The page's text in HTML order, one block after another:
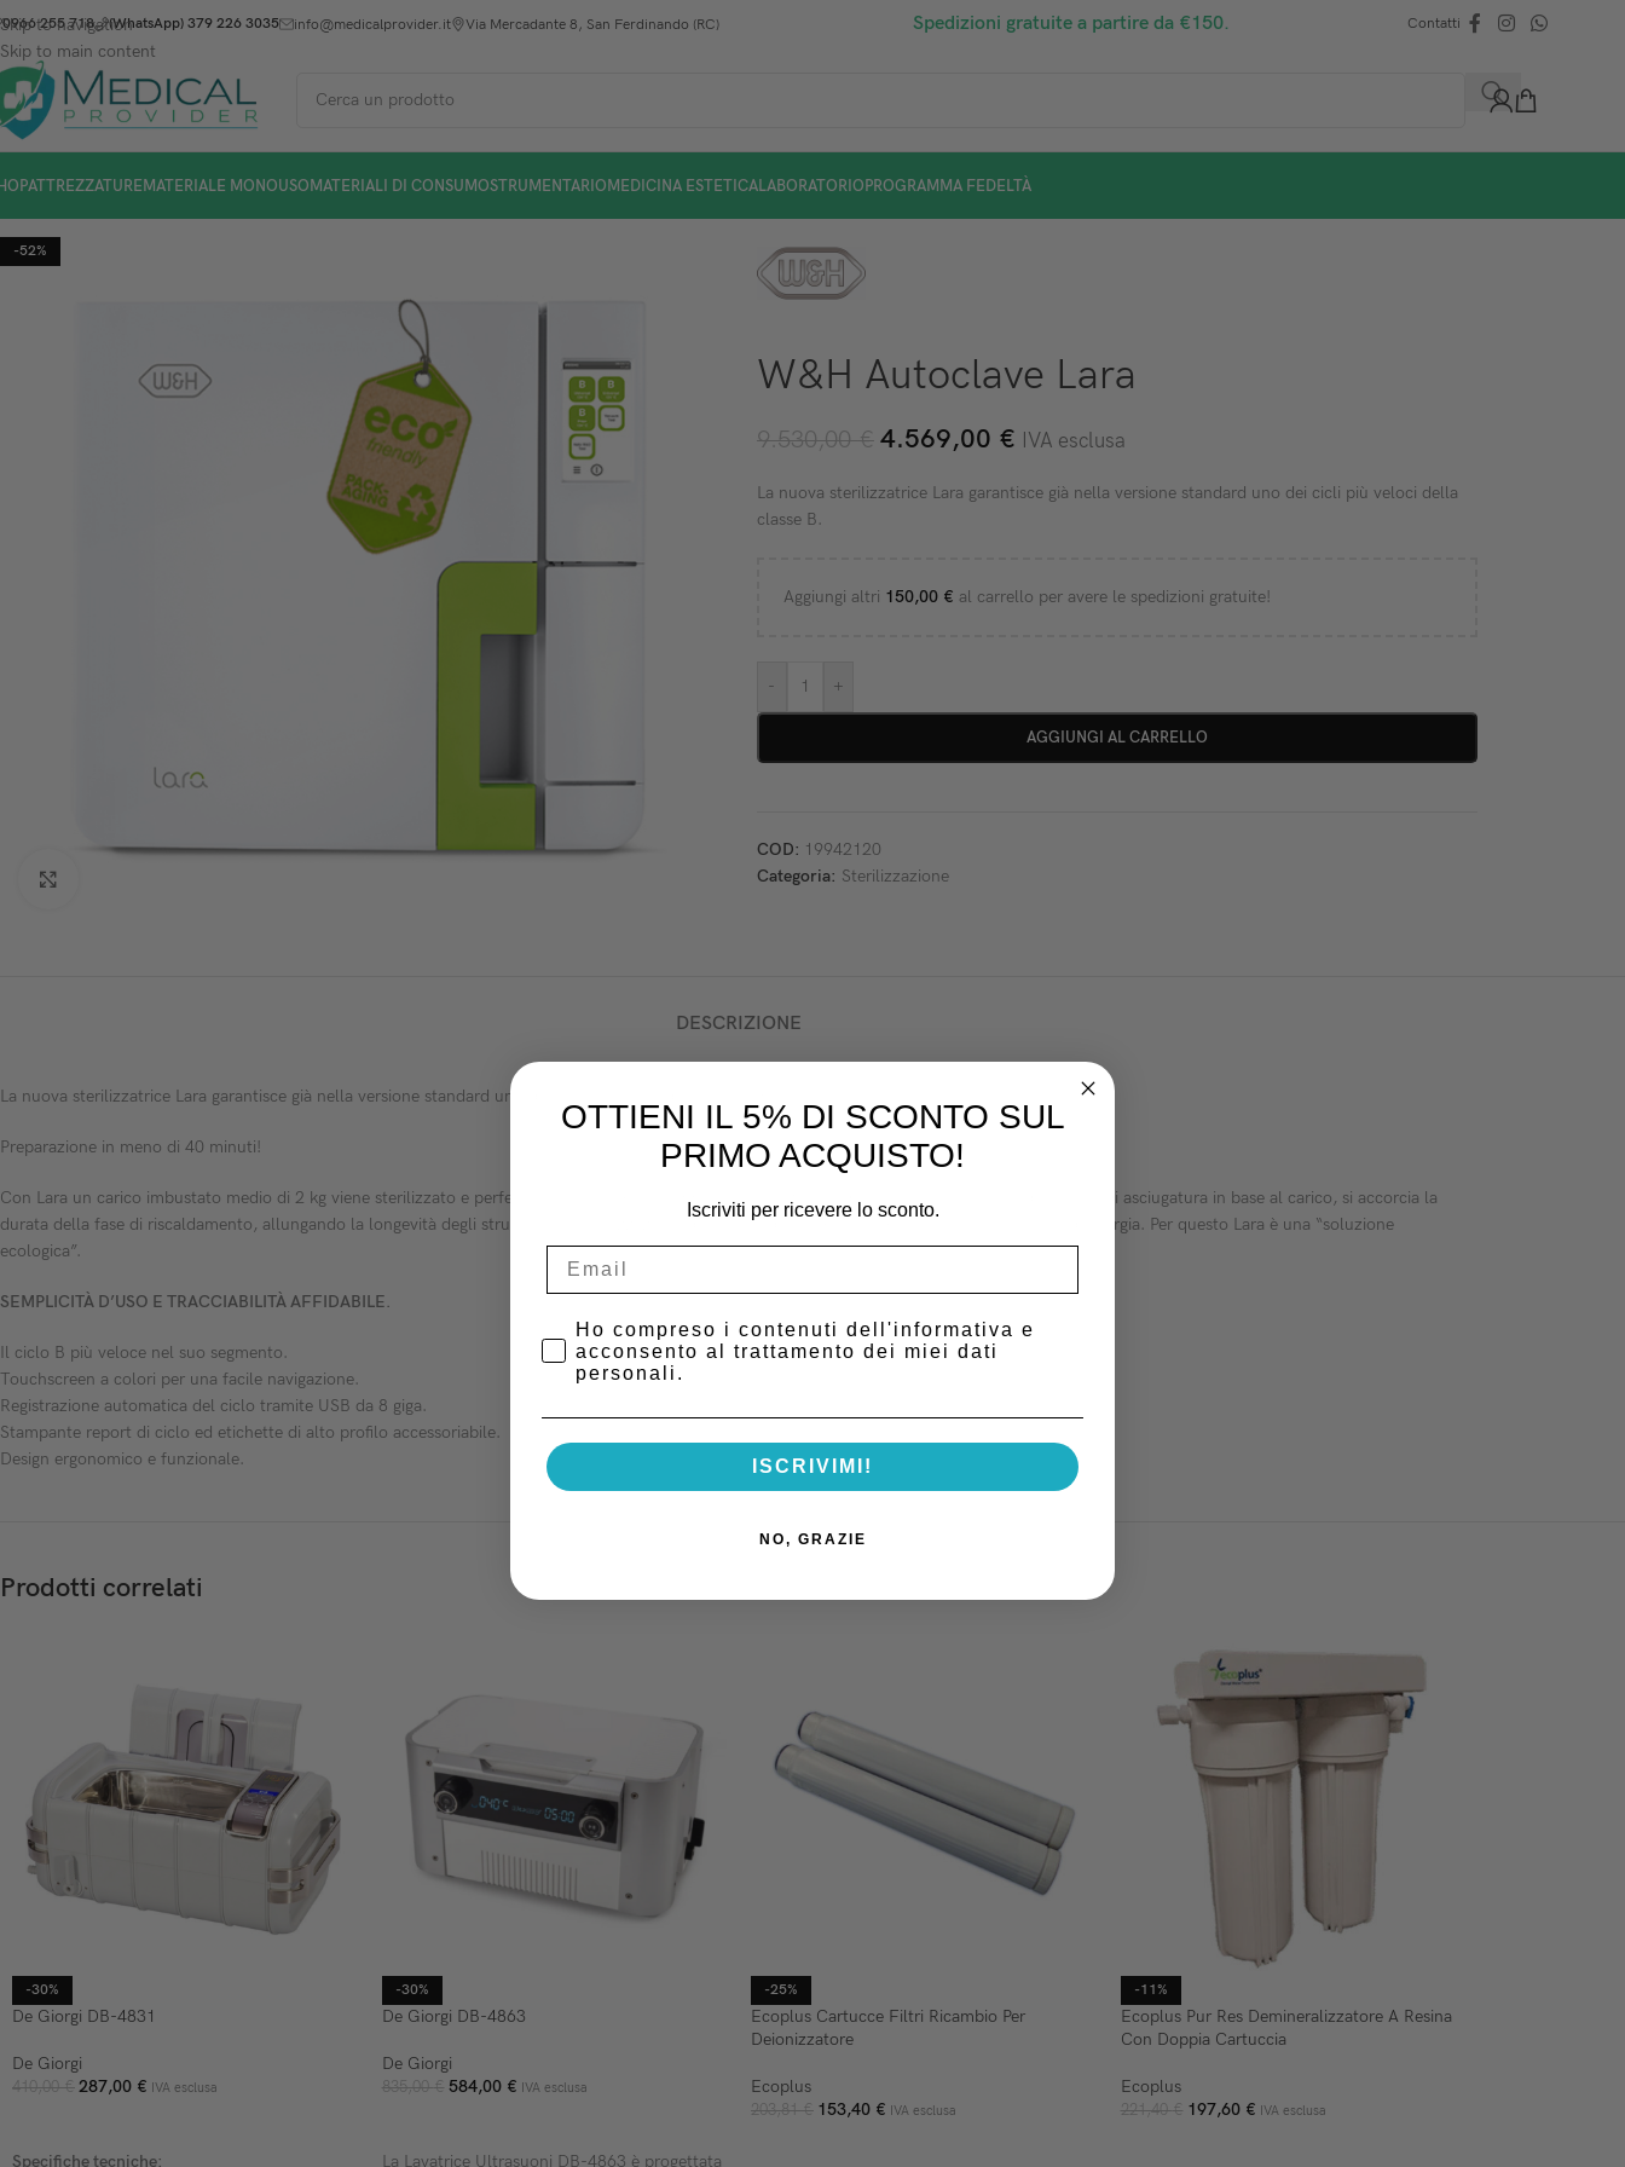
Skip to navigation
Skip to main content
0966 255 718 (WhatsApp) 379 226 3035 info@medicalprovider.it Via Mercadante 8, San Ferdinando (RC) Spedizioni gratuite a partire da €150. Contatti
ATTREZZATUREMATERIALE MONOUSOMATERIALI DI CONSUMOSTRUMENTARIOMEDICINA ESTETICALABORATORIOPROGRAMMA FEDELTÀ
-52%
W&H Autoclave Lara
9.530,00€ 4.569,00 € IVA esclusa
La nuova sterilizzatrice Lara garantisce già nella versione standard uno dei cicli più veloci della
classe B.
Aggiungi altri 150,00 € al carrello per avere le spedizioni gratuite!
- +
AGGIUNGI AL CARRELLO
COD: 19942120
Categoria: Sterilizzazione
DESCRIZIONE
La nuova sterilizzatrice Lara garantisce già nella versione standard uno dei cicli più veloci della classe B.
Preparazione in meno di 40 minuti!
Con Lara un carico imbustato medio di 2 kg viene sterilizzato e perfettamente asciugato in 38 minuti. Grazie all’adattamento automatico del tempo di asciugatura in base al carico, si accorcia la
durata della fase di riscaldamento, allungando la longevità degli strumenti. L’ottimizzazione del tempo di asciugatura significa minore consumo di energia. Per questo Lara è una “soluzione
ecologica”.
SEMPLICITÀ D’USO E TRACCIABILITÀ AFFIDABILE.
Il ciclo B più veloce nel suo segmento.
Touchscreen a colori per una facile navigazione.
Registrazione automatica del ciclo tramite USB da 8 giga.
Stampante report di ciclo ed etichette di alto profilo accessoriabile.
Design ergonomico e funzionale.
Prodotti correlati
-30%
De Giorgi DB-4831
De Giorgi
410,00€ 287,00 € IVA esclusa
Specifiche tecniche:
-30%
De Giorgi DB-4863
De Giorgi
835,00€ 584,00 € IVA esclusa
La Lavatrice Ultrasuoni DB-4863 è progettata
-25%
Ecoplus Cartucce Filtri Ricambio Per
Deionizzatore
Ecoplus
203,81€ 153,40 € IVA esclusa
-11%
Ecoplus Pur Res Demineralizzatore A Resina
Con Doppia Cartuccia
Ecoplus
221,40€ 197,60 € IVA esclusa
OTTIENI IL 5% DI SCONTO SUL
PRIMO ACQUISTO!
Iscriviti per ricevere lo sconto.
Privacy Policy
Ho compreso i contenuti dell'informativa e
acconsento al trattamento dei miei dati
personali.
ISCRIVIMI!
NO, GRAZIE